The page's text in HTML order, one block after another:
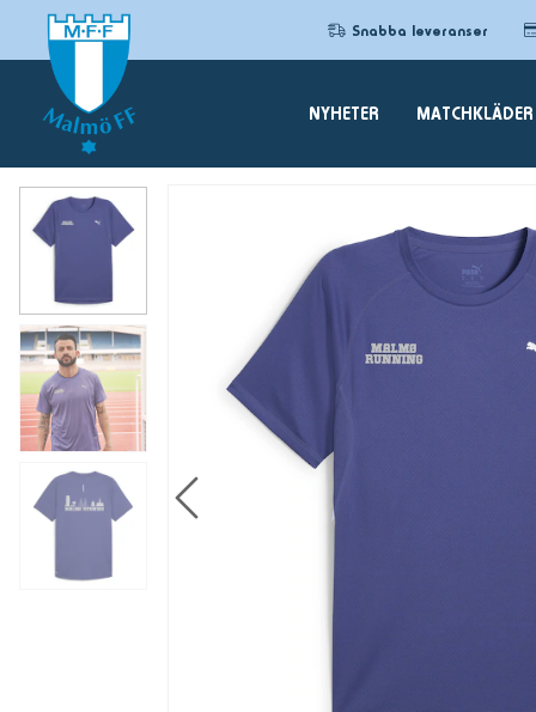
Snabba leveranser
NYHETER MATCHKLÄDER